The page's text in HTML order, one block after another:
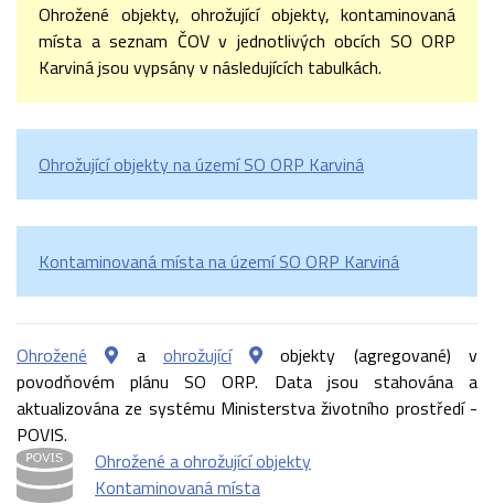
Ohrožené objekty, ohrožující objekty, kontaminovaná
místa a seznam ČOV v jednotlivých obcích SO ORP
Karviná jsou vypsány v následujících tabulkách.
Ohrožující objekty na území SO ORP Karviná
Kontaminovaná místa na území SO ORP Karviná
Ohrožené a ohrožující
objekty (agregované) v
povodňovém plánu SO ORP. Data jsou stahována a
aktualizována ze systému Ministerstva životního prostředí -
POVIS.
Ohrožené a ohrožující objekty
Kontaminovaná místa